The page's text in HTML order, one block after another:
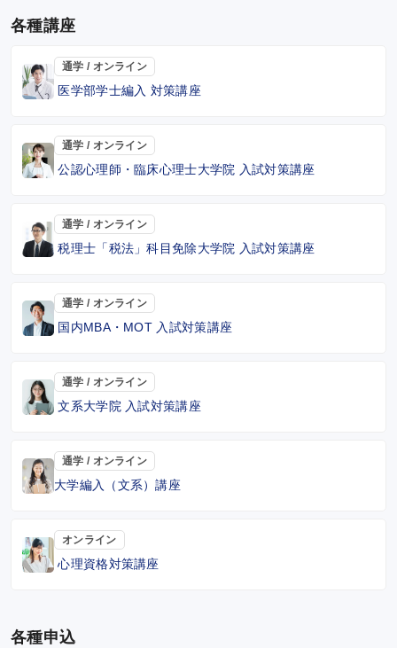
各種講座
通学 / オンライン
医学部学士編入 対策講座
通学 / オンライン
公認心理師・臨床心理士大学院 入試対策講座
通学 / オンライン
税理士「税法」科目免除大学院 入試対策講座
通学 / オンライン
国内MBA・MOT 入試対策講座
通学 / オンライン
文系大学院 入試対策講座
通学 / オンライン
大学編入（文系）講座
オンライン
心理資格対策講座
各種申込